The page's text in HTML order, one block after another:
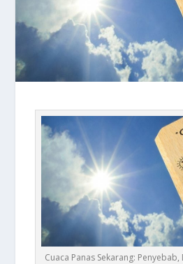
Cuaca Panas Sekarang: